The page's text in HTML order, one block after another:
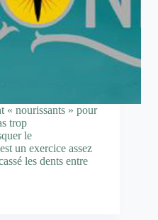
« nourissants » pour
trop
le
un exercice assez
les dents entre